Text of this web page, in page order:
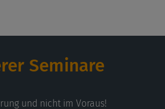
Seminare
und nicht im Voraus!